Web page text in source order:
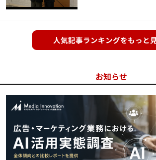
人気記事ランキングをもっと
お知らせ